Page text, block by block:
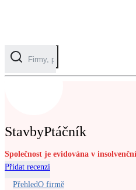
Solární ohřev vody
StavbyPtáčník
Společnost je evidována v
Přidat recenzi
PřehledO firmě